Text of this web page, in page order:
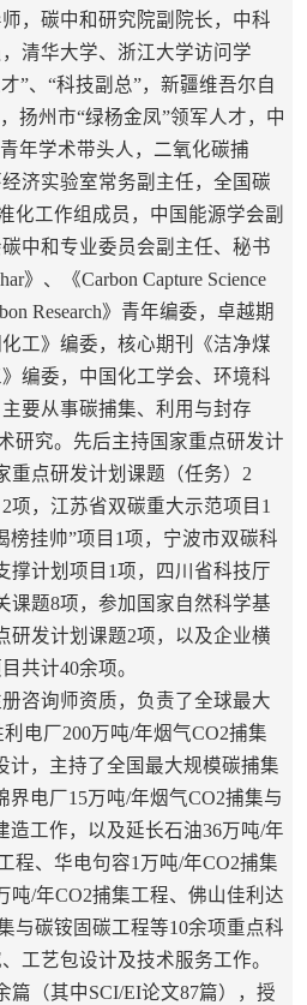
，碳中和研究院副院长，中科
清华大学、浙江大学访问学
”、“科技副总”，新疆维吾尔自
扬州市“绿杨金凤”领军人才，中
年学术带头人，二氧化碳捕
济实验室常务副主任，全国碳
化工作组成员，中国能源学会副
中和专业委员会副主任、秘书
》、《Carbon Capture Science
Research》青年编委，卓越期
工》编委，核心期刊《洁净煤
编委，中国化工学会、环境科
要从事碳捕集、利用与封存
研究。先后主持国家重点研发计
重点研发计划课题（任务）2
项，江苏省双碳重大示范项目1
榜挂帅”项目1项，宁波市双碳科
撑计划项目1项，四川省科技厅
课题8项，参加国家自然科学基
研发计划课题2项，以及企业横
共计40余项。
咨询师资质，负责了全球最大
电厂200万吨/年烟气CO2捕集
计，主持了全国最大规模碳捕集
界电厂15万吨/年烟气CO2捕集与
造工作，以及延长石油36万吨/年
程、华电句容1万吨/年CO2捕集
吨/年CO2捕集工程、佛山佳利达
与碳铵固碳工程等10余项重点科
工艺包设计及技术服务工作。
篇（其中SCI/EI论文87篇），授